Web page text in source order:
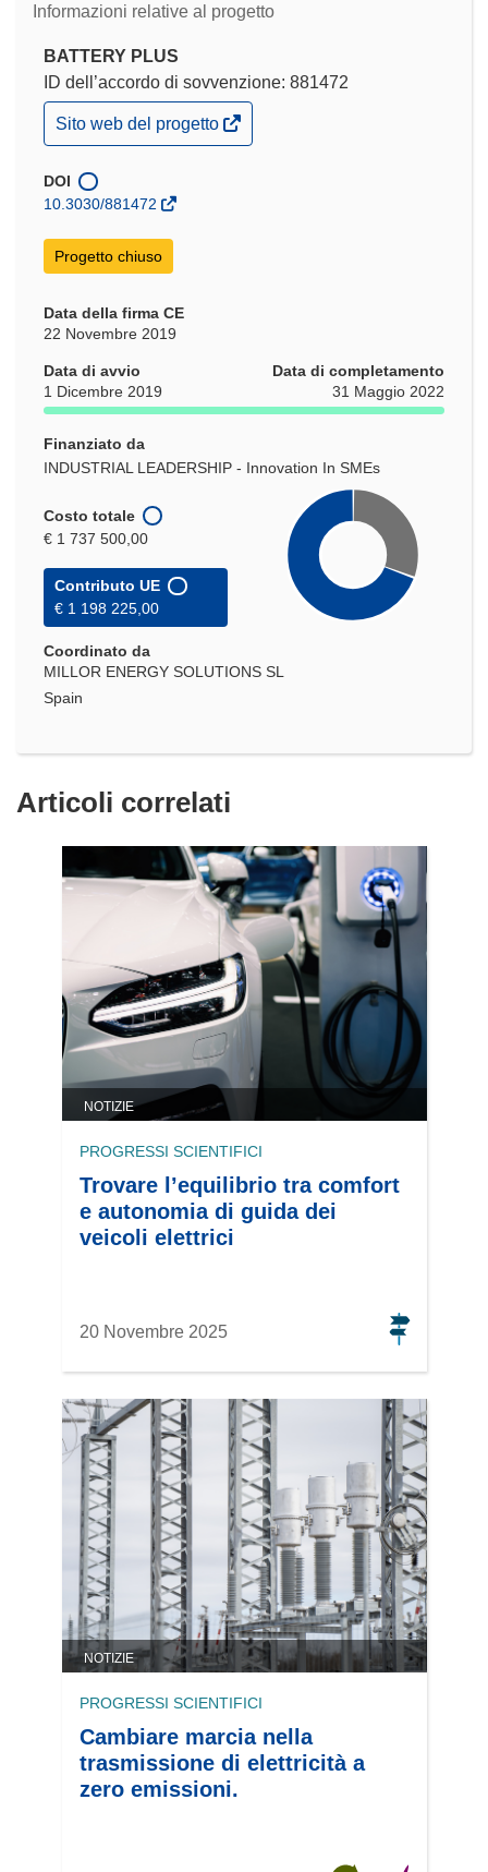
Informazioni relative al progetto
BATTERY PLUS
ID dell’accordo di sovvenzione: 881472
(si
apre
una
nuova
Sito web del progetto
DOI
10.3030/881472
Progetto chiuso
Data della firma CE
22 Novembre 2019
Data di avvio
1 Dicembre 2019
Data di completamento
31 Maggio 2022
Finanziato da
INDUSTRIAL LEADERSHIP - Innovation In SMEs
Costo totale
€ 1 737 500,00
Contributo UE
€ 1 198 225,00
Coordinato da
MILLOR ENERGY SOLUTIONS SL
Spain
Articoli correlati
NOTIZIE
PROGRESSI SCIENTIFICI
Trovare l’equilibrio tra comfort
e autonomia di guida dei
veicoli elettrici
20 Novembre 2025
NOTIZIE
PROGRESSI SCIENTIFICI
Cambiare marcia nella
trasmissione di elettricità a
zero emissioni.